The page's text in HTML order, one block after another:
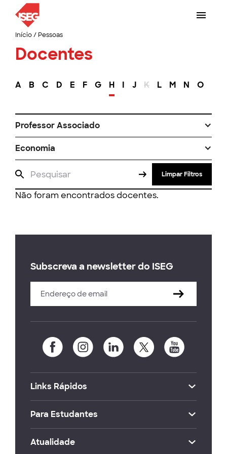
Início/ Pessoas
Docentes
A B C D E F G H I J K L M N O
Professor Associado
Economia
Limpar Filtros
Não foram encontrados docentes.
Subscreva a newsletter do ISEG
Links Rápidos
Para Estudantes
Atualidade